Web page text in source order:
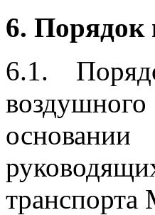
6. Порядок
6.1.